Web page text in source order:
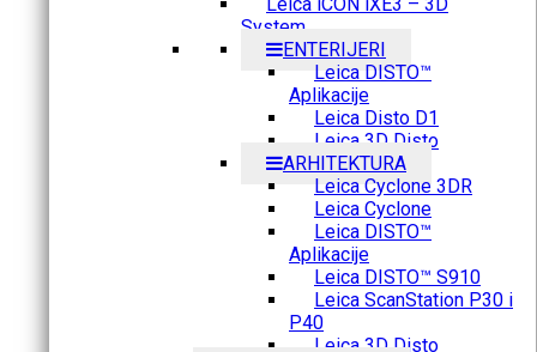
System
ENTERIJERI
Leica DISTO™
Aplikacije
Leica Disto D1
Leica 3D Disto
ARHITEKTURA
Leica Cyclone 3DR
Leica Cyclone
Leica DISTO™
Aplikacije
Leica DISTO™ S910
Leica ScanStation P30 i
P40
Leica 3D Disto